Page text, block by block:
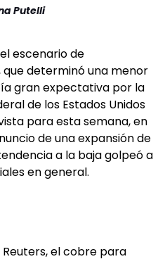
Putelli
escenario de
determinó una menor
gran expectativa por la
de los Estados Unidos
para esta semana, en
de una expansión de
a la baja golpeó a
en general.
el cobre para